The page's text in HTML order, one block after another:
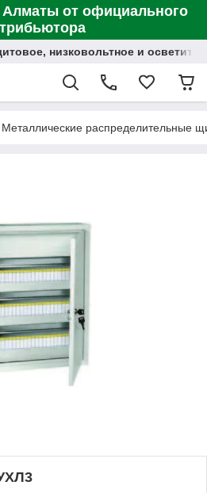
Алматы от официального
низковольтное и
Металлические распределительные